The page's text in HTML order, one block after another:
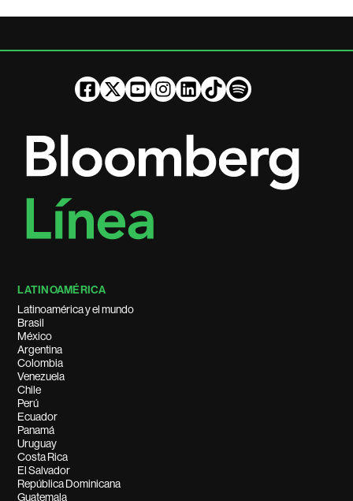
LATINOAMÉRICA
Latinoamérica y el mundo
Brasil
México
Argentina
Colombia
Venezuela
Chile
Perú
Ecuador
Panamá
Uruguay
Costa Rica
El Salvador
República Dominicana
Guatemala